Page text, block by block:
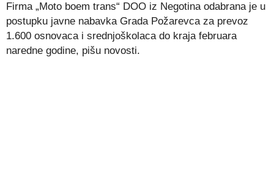
Firma „Moto boem trans“ DOO iz Negotina odabrana je u
postupku javne nabavka Grada Požarevca za prevoz
1.600 osnovaca i srednjoškolaca do kraja februara
naredne godine, pišu novosti.